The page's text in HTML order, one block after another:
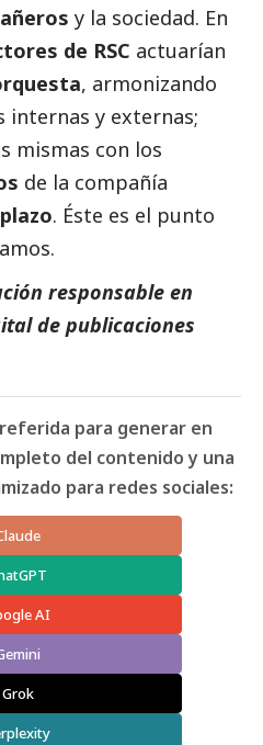
y la sociedad. En
de RSC actuarían
, armonizando
internas y externas;
mismas con los
de la compañía
. Éste es el punto
responsable en
de publicaciones
para generar en
del contenido y una
para redes sociales:
AI
Grok